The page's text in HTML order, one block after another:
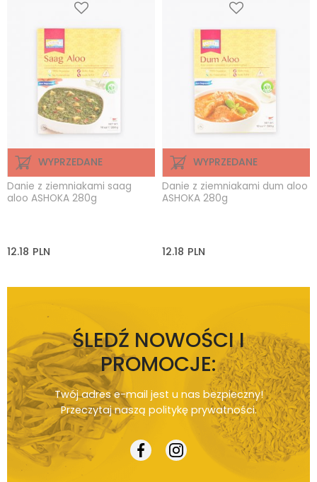
WYPRZEDANE
Danie z ziemniakami saag
aloo ASHOKA 280g
12.18 PLN
WYPRZEDANE
Danie z ziemniakami dum aloo
ASHOKA 280g
12.18 PLN
ŚLEDŹ NOWOŚCI I
PROMOCJE:
Twój adres e-mail jest u nas bezpieczny!
Przeczytaj naszą politykę prywatności.